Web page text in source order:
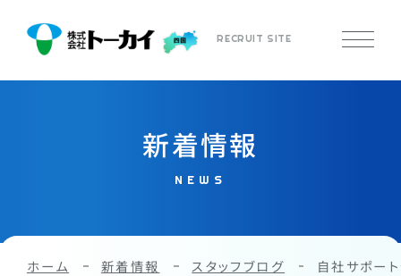
RECRUIT SITE
新着情報
NEWS
ホーム 新着情報 スタッフブログ 自社サポー